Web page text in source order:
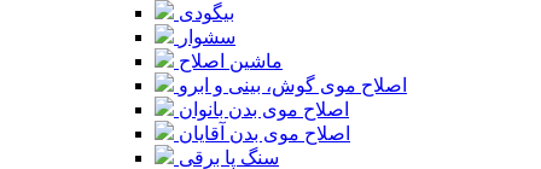
بیگودی
سشوار
ماشین اصلاح
اصلاح موی گوش، بینی و ابرو
اصلاح موی بدن بانوان
اصلاح موی بدن آقایان
سنگ پا برقی